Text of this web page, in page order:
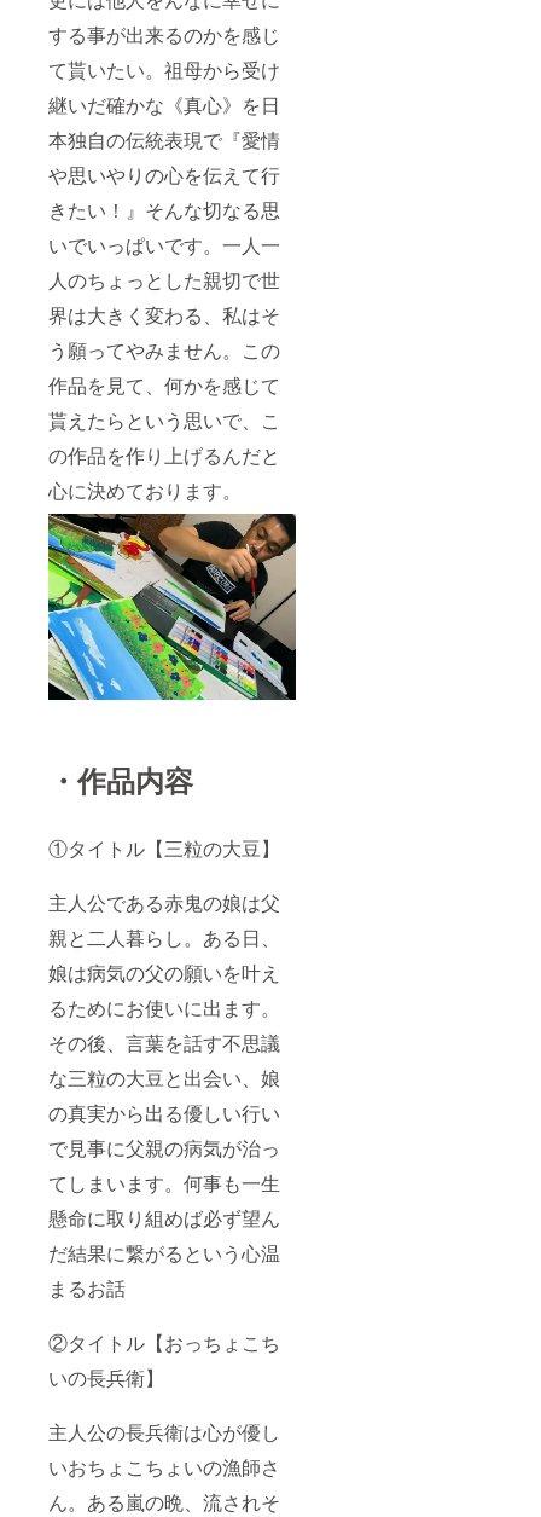
する事が出来るのかを感じ
て貰いたい。祖母から受け
継いだ確かな《真心》を日
本独自の伝統表現で『愛情
や思いやりの心を伝えて行
きたい！』そんな切なる思
いでいっぱいです。一人一
人のちょっとした親切で世
界は大きく変わる、私はそ
う願ってやみません。この
作品を見て、何かを感じて
貰えたらという思いで、こ
の作品を作り上げるんだと
心に決めております。
・作品内容
①タイトル【三粒の大豆】
主人公である赤鬼の娘は父
親と二人暮らし。ある日、
娘は病気の父の願いを叶え
るためにお使いに出ます。
その後、言葉を話す不思議
な三粒の大豆と出会い、娘
の真実から出る優しい行い
で見事に父親の病気が治っ
てしまいます。何事も一生
懸命に取り組めば必ず望ん
だ結果に繋がるという心温
まるお話
②タイトル【おっちょこち
いの長兵衛】
主人公の長兵衛は心が優し
いおちょこちょいの漁師さ
ん。ある嵐の晩、流されそ